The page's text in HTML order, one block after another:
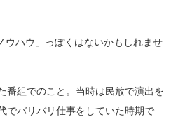
ウハウ」っぽくはないかもしれませ
番組でのこと。当時は民放で演出を
でバリバリ仕事をしていた時期で